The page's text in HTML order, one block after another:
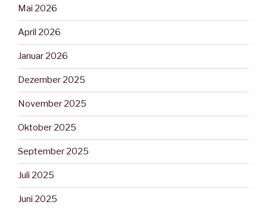
Mai 2026
April 2026
Januar 2026
Dezember 2025
November 2025
Oktober 2025
September 2025
Juli 2025
Juni 2025